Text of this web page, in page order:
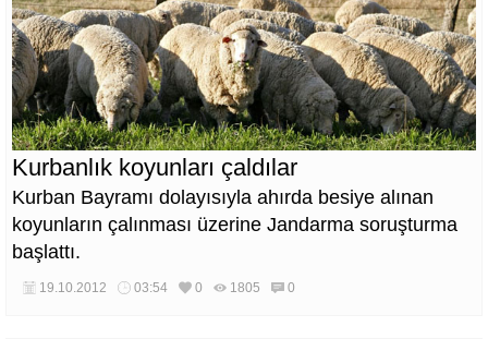
Kurbanlık koyunları çaldılar
Kurban Bayramı dolayısıyla ahırda besiye alınan
koyunların çalınması üzerine Jandarma soruşturma
başlattı.
19.10.2012 03:54 0 1805 0